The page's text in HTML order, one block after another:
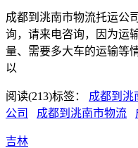
成都到洮南市物流托运公
询，请来电咨询，因为运
量、需要多大车的运输等
以
阅读(213)标签： 成都到洮
公司
成都到洮南市物流
吉林